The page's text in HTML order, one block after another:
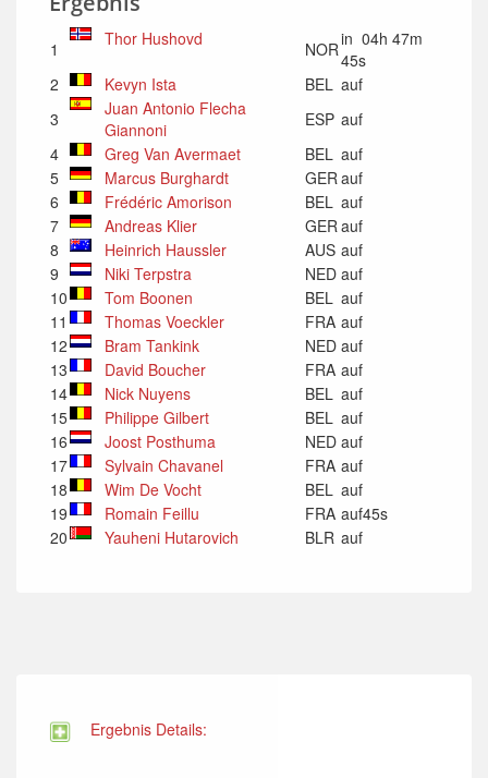
1 Thor Hushovd NORin 04h 47m
45s
2
Kevyn Ista BEL auf
3
Juan Antonio Flecha
Giannoni
ESP auf
4
Greg Van Avermaet BEL auf
5
Marcus Burghardt GER auf
6
Frédéric Amorison BEL auf
7
Andreas Klier GER auf
8
Heinrich Haussler AUS auf
9
Niki Terpstra NED auf
10
Tom Boonen BEL auf
11
Thomas Voeckler FRA auf
12
Bram Tankink NED auf
13
David Boucher FRA auf
14
Nick Nuyens BEL auf
15
Philippe Gilbert BEL auf
16
Joost Posthuma NED auf
17
Sylvain Chavanel FRA auf
18
Wim De Vocht BEL auf
19
Romain Feillu FRA auf45s
20
Yauheni Hutarovich BLR auf
Ergebnis Details: